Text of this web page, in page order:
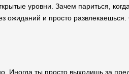
уровни. Зачем париться,
и просто развлекаешься.
Иногда ты просто выходишь за